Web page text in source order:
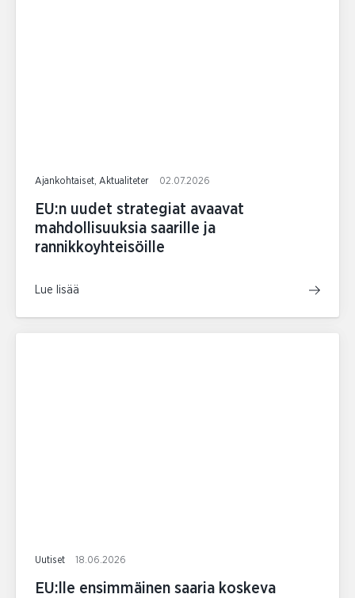
Ajankohtaiset, Aktualiteter 02.07.2026
EU:n uudet strategiat avaavat
mahdollisuuksia saarille ja
rannikkoyhteisöille
Lue lisää
Uutiset 18.06.2026
EU:lle ensimmäinen saaria koskeva